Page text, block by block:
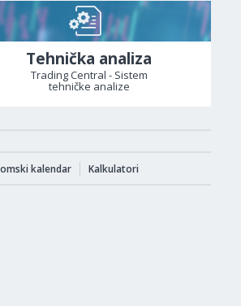
Tehnička analiza
Trading Central - Sistem
tehničke analize
kalendar Kalkulatori